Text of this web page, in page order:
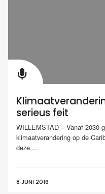
serieus feit
WILLEMSTAD – Vanaf 2030
klimaatverandering op de
deze,...
8 JUNI 2016